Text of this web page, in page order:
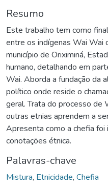
Resumo
Este trabalho tem como
entre os indígenas Wai Wai
município de Oriximiná,
humano, detalhando em
Wai. Aborda a fundação da
político onde reside o
geral. Trata do processo de
outras etnias aprendem a
Apresenta como a chefia
conotações étnica.
Palavras-chave
Mistura, Etnicidade, Chefia